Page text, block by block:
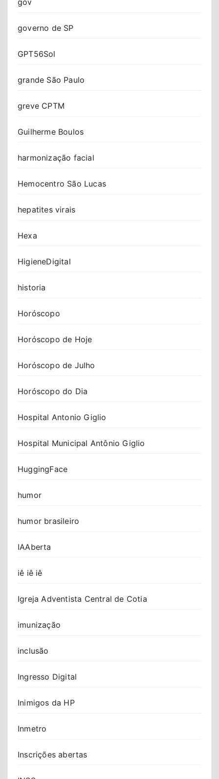
governo de SP
GPT56Sol
grande São Paulo
greve CPTM
Guilherme Boulos
harmonização facial
Hemocentro São Lucas
hepatites virais
Hexa
HigieneDigital
historia
Horóscopo
Horóscopo de Hoje
Horóscopo de Julho
Horóscopo do Dia
Hospital Antonio Giglio
Hospital Municipal Antônio Giglio
HuggingFace
humor
humor brasileiro
IAAberta
iê iê iê
Igreja Adventista Central de Cotia
imunização
inclusão
Ingresso Digital
Inimigos da HP
Inmetro
Inscrições abertas